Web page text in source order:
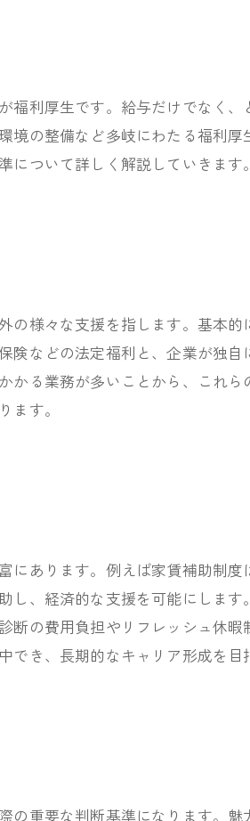
福利厚生です。給与だけでなく
境の整備など多岐にわたる福利
ついて詳しく解説していきます。
の様々な支援を指します。基本
険などの法定福利と、企業が独
かる業務が多いことから、これ
ます。
あります。例えば家賃補助制
し、経済的な支援を可能にしま
断の費用負担やリフレッシュ休
き、長期的なキャリア形成を目
の重要な判断基準になります。